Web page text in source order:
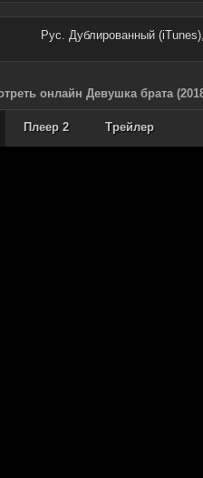
Рус. Дублированный
онлайн Девушка брата
Плеер 2 Трейлер